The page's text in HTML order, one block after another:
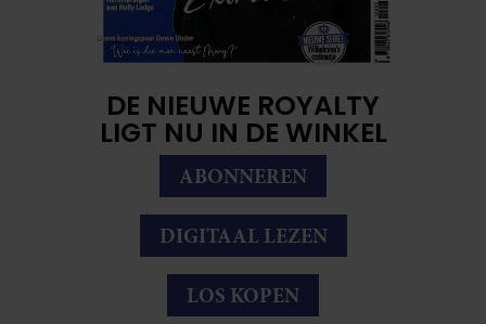
DE NIEUWE ROYALTY
LIGT NU IN DE WINKEL
ABONNEREN
DIGITAAL LEZEN
LOS KOPEN